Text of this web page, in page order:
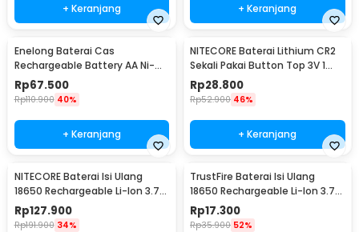
+ Keranjang + Keranjang
Enelong Baterai Cas
Rechargeable Battery AA Ni-MH
1.2V 2100mAh 4 PCS - HR6
Rp67.500
Rp110.900 40%
+ Keranjang
NITECORE Baterai Lithium CR2
Sekali Pakai Button Top 3V 1
PCS - CR2
Rp28.800
Rp52.900 46%
+ Keranjang
NITECORE Baterai Isi Ulang
18650 Rechargeable Li-Ion 3.7V
2300mAh 1PCS - NL1823
Rp127.900
Rp191.900 34%
TrustFire Baterai Isi Ulang
18650 Rechargeable Li-Ion 3.7V
6000mAh 1PC - BRC18650
Rp17.300
Rp35.900 52%